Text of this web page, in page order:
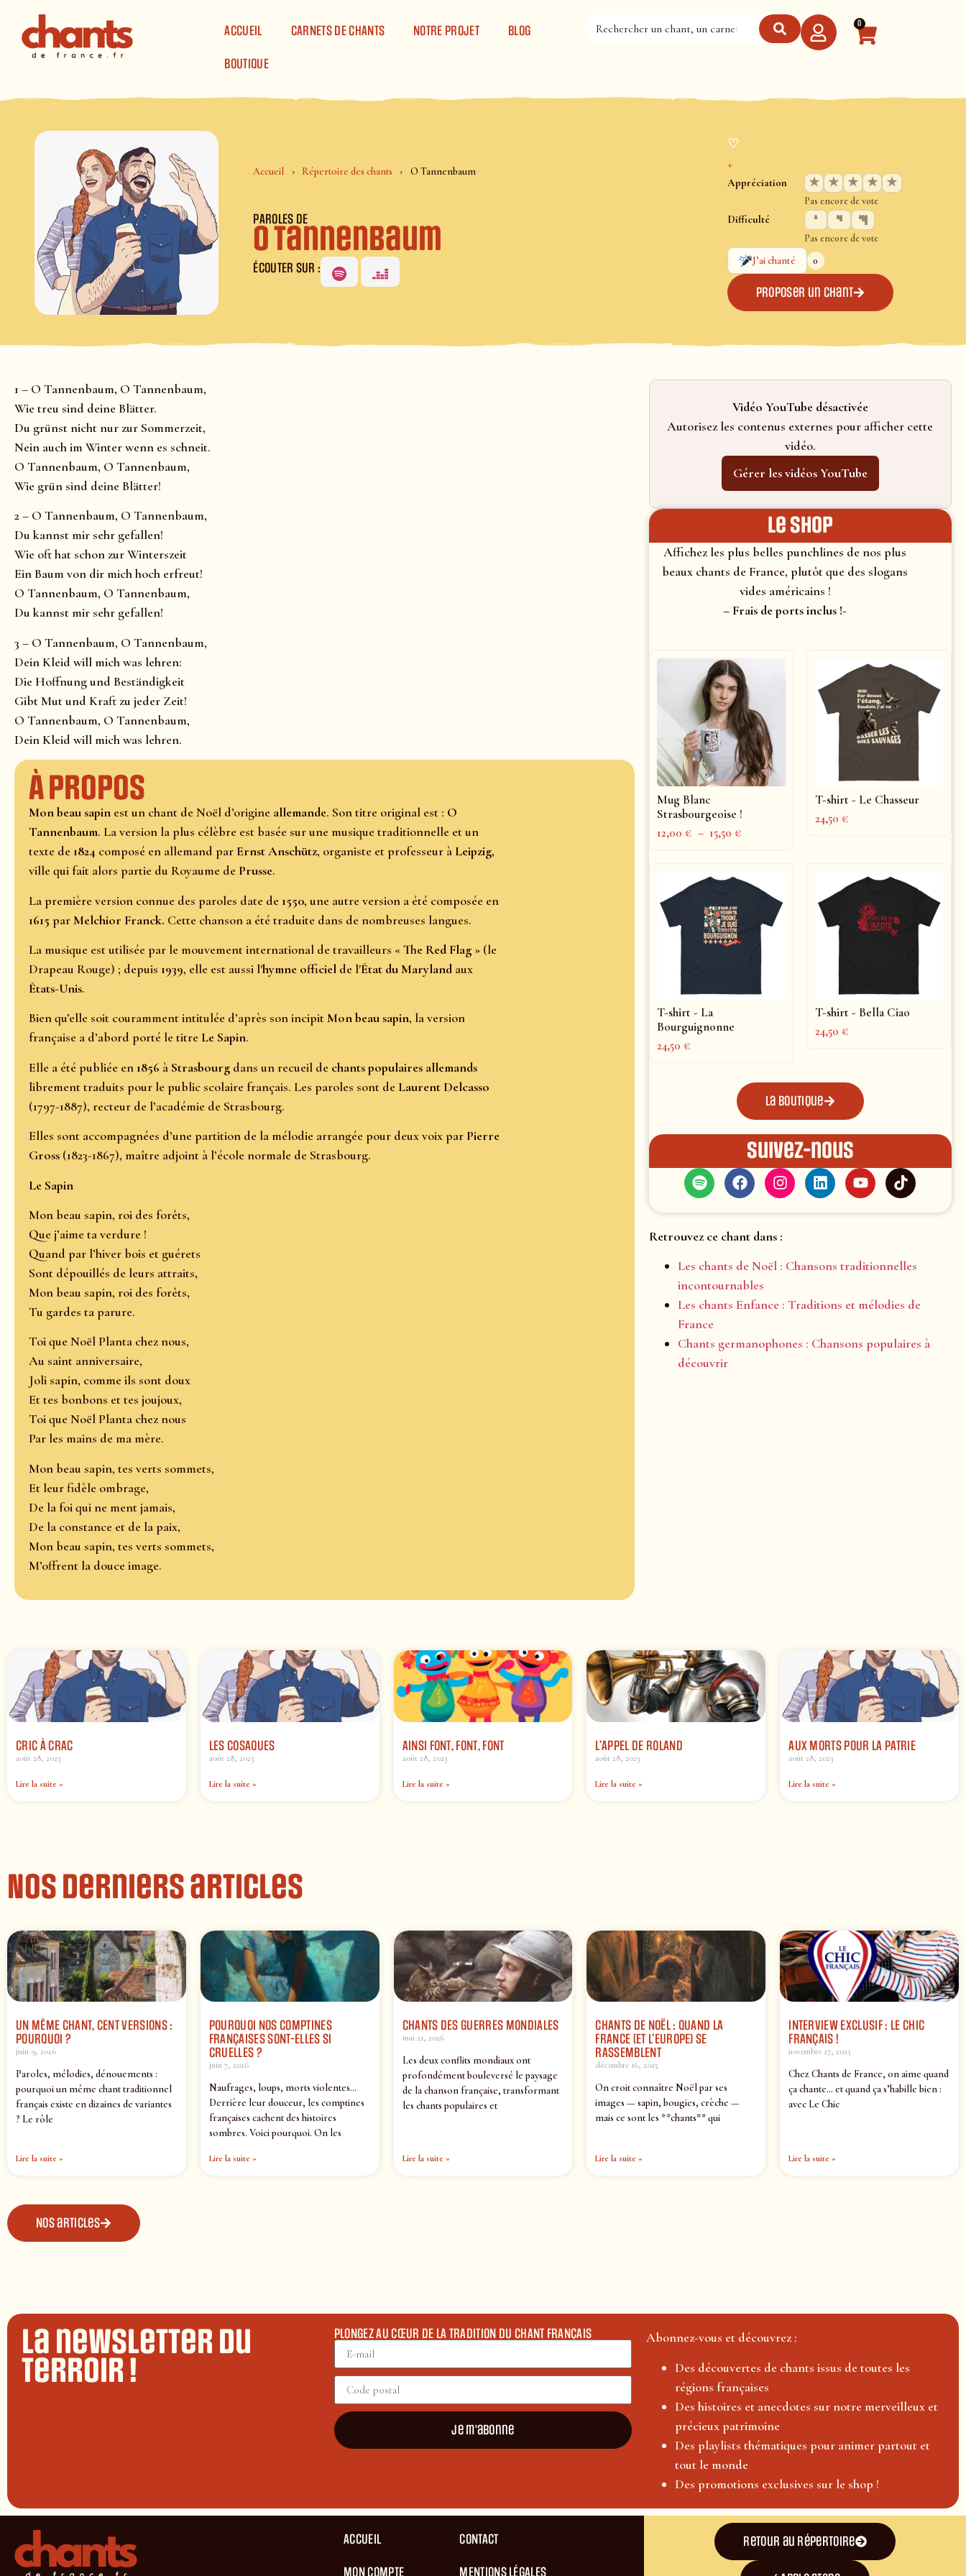
ACCUEIL
CARNETS DE CHANTS NOTRE PROJET BLOG
BOUTIQUE
0
Accueil Répertoire des chants O Tannenbaum
PAROLES DE
O Tannenbaum
ÉCOUTER SUR :
♡
+
Appréciation ★ ★ ★ ★ ★
Pas encore de vote
Difficulté
Pas encore de vote
J’ai chanté
0
Proposer un chant
1 – O Tannenbaum, O Tannenbaum,
Wie treu sind deine Blätter.
Du grünst nicht nur zur Sommerzeit,
Nein auch im Winter wenn es schneit.
O Tannenbaum, O Tannenbaum,
Wie grün sind deine Blätter!
2 – O Tannenbaum, O Tannenbaum,
Du kannst mir sehr gefallen!
Wie oft hat schon zur Winterszeit
Ein Baum von dir mich hoch erfreut!
O Tannenbaum, O Tannenbaum,
Du kannst mir sehr gefallen!
3 – O Tannenbaum, O Tannenbaum,
Dein Kleid will mich was lehren:
Die Hoffnung und Beständigkeit
Gibt Mut und Kraft zu jeder Zeit!
O Tannenbaum, O Tannenbaum,
Dein Kleid will mich was lehren.
À propos
Mon beau sapin est un chant de Noël d’origine allemande. Son titre original est : O
Tannenbaum. La version la plus célèbre est basée sur une musique traditionnelle et un
texte de 1824 composé en allemand par Ernst Anschütz, organiste et professeur à Leipzig,
ville qui fait alors partie du Royaume de Prusse.
La première version connue des paroles date de 1550, une autre version a été composée en
1615 parMelchior Franck. Cette chanson a été traduite dans de nombreuses langues.
La musique est utilisée par le mouvement international de travailleurs « The Red Flag » (le
Drapeau Rouge) ; depuis 1939, elle est aussi l'hymne officiel de l'État du Maryland aux
États-Unis.
Bien qu’elle soit couramment intitulée d’après son incipitMon beau sapin, la version
française a d’abord porté le titre Le Sapin.
Elle a été publiée en 1856 à Strasbourg dans un recueil de chants populaires allemands
librement traduits pour le public scolaire français. Les paroles sont de Laurent Delcasso
(1797-1887), recteur de l’académie de Strasbourg.
Elles sont accompagnées d’une partition de la mélodie arrangée pour deux voix par Pierre
Gross (1823-1867), maître adjoint à l’école normale de Strasbourg.
Le Sapin
Mon beau sapin, roi des forêts,
Que j’aime ta verdure !
Quand par l’hiver bois et guérets
Sont dépouillés de leurs attraits,
Mon beau sapin, roi des forêts,
Tu gardes ta parure.
Toi que Noël Planta chez nous,
Au saint anniversaire,
Joli sapin, comme ils sont doux
Et tes bonbons et tes joujoux,
Toi que Noël Planta chez nous
Par les mains de ma mère.
Mon beau sapin, tes verts sommets,
Et leur fidèle ombrage,
De la foi qui ne ment jamais,
De la constance et de la paix,
Mon beau sapin, tes verts sommets,
M’offrent la douce image.
Vidéo YouTube désactivée
Autorisez les contenus externes pour afficher cette
vidéo.
Gérer les vidéos YouTube
le shop
Affichez les plus belles punchlines de nos plus
beaux chants de France, plutôt que des slogans
vides américains !
– Frais de ports inclus !-
Mug Blanc
Strasbourgeoise !
12,00€ – 15,50€
T-shirt - Le Chasseur
24,50€
T-shirt - La
Bourguignonne
24,50€
T-shirt - Bella Ciao
24,50€
La boutique
Suivez-nous
Retrouvez ce chant dans :
Les chants de Noël : Chansons traditionnelles
incontournables
Les chants Enfance : Traditions et mélodies de
France
Chants germanophones : Chansons populaires à
découvrir
CRIC À CRAC
août 28, 2023
Lire la suite »
LES COSAQUES
août 28, 2023
Lire la suite »
AINSI FONT, FONT, FONT
août 28, 2023
Lire la suite »
L’APPEL DE ROLAND
août 28, 2023
Lire la suite »
AUX MORTS POUR LA PATRIE
août 28, 2023
Lire la suite »
Nos derniers articles
UN MÊME CHANT, CENT VERSIONS :
POURQUOI ?
juin 9, 2026
Paroles, mélodies, dénouements :
pourquoi un même chant traditionnel
français existe en dizaines de variantes
? Le rôle
Lire la suite »
POURQUOI NOS COMPTINES
FRANÇAISES SONT-ELLES SI
CRUELLES ?
juin 7, 2026
Naufrages, loups, morts violentes…
Derrière leur douceur, les comptines
françaises cachent des histoires
sombres. Voici pourquoi. On les
Lire la suite »
CHANTS DES GUERRES MONDIALES
mai 21, 2026
Les deux conflits mondiaux ont
profondément bouleversé le paysage
de la chanson française, transformant
les chants populaires et
Lire la suite »
CHANTS DE NOËL : QUAND LA
FRANCE (ET L’EUROPE) SE
RASSEMBLENT
décembre 16, 2025
On croit connaître Noël par ses
images — sapin, bougies, crèche —
mais ce sont les **chants** qui
Lire la suite »
INTERVIEW EXCLUSIF : LE CHIC
FRANÇAIS !
novembre 27, 2025
Chez Chants de France, on aime quand
ça chante… et quand ça s’habille bien :
avec Le Chic
Lire la suite »
Nos articles
La newsletter du
terroir !
PLONGEZ AU CŒUR DE LA TRADITION DU CHANT FRANÇAIS
Je m'abonne
Abonnez-vous et découvrez :
Des découvertes de chants issus de toutes les
régions françaises
Des histoires et anecdotes sur notre merveilleux et
précieux patrimoine
Des playlists thématiques pour animer partout et
tout le monde
Des promotions exclusives sur le shop !
ACCUEIL
MON COMPTE
CONTACT
MENTIONS LÉGALES
Retour au répertoire